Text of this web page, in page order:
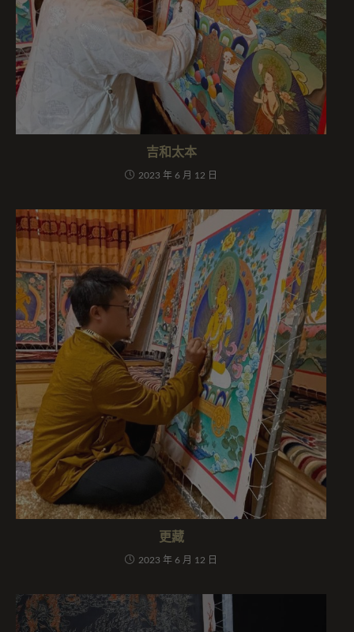
吉和太本
2023 年 6 月 12 日
更藏
2023 年 6 月 12 日